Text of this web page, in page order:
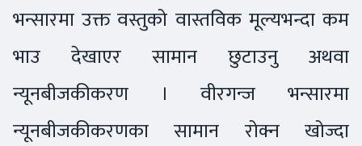
भन्सारमा उक्त वस्तुको वास्तविक मूल्यभन्दा कम
भाउ देखाएर सामान छुटाउनु अथवा
न्यूनबीजकीकरण । वीरगन्ज भन्सारमा
न्यूनबीजकीकरणका सामान रोक्न खोज्दा